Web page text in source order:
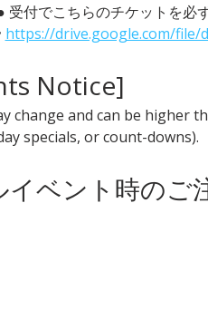
付でこちらのチケットを必
https://drive.google.com/file/
Notice]
change and can be higher
specials, or count-downs).
ベント時のご